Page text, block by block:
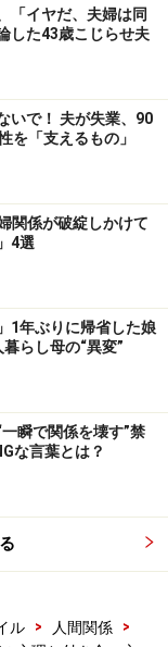
っぱりしている
別物です。
、他人の悪口を
とする人もいま
同情を誘い、巧
何言われても気
ながらうまく相
いう手法もマニ
た話術に乗せら
しすぎて弱みを
ることが多く、
操作性に気づい
ンは確実に相手
付き合うコ
「イヤだ、夫婦は同
した43歳こじらせ夫
いで！ 夫が失業、90
を「支えるもの」
関係が破綻しかけて
4選
1年ぶりに帰省した娘
らし母の“異変”
瞬で関係を壊す”禁
な言葉とは？
ル > 人間関係
>